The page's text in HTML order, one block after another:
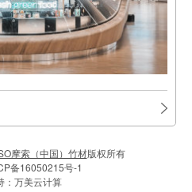
摩索（中国）竹材版权所有
备16050215号-1
万美云计算